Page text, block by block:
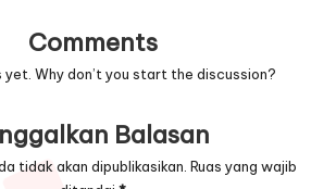
Comments
yet. Why don’t you start the discussion?
Balasan
tidak akan dipublikasikan. Ruas yang wajib